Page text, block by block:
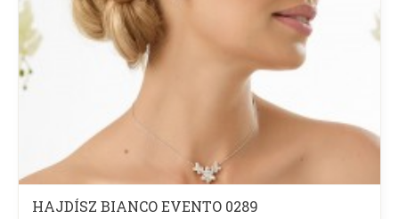
HAJDÍSZ BIANCO EVENTO 0289